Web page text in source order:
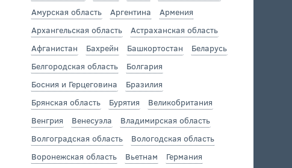
Амурская область
Аргентина
Армения
Архангельская область
Астраханская область
Афганистан
Бахрейн Башкортостан
Беларусь
Белгородская область
Болгария
Босния и Герцеговина
Бразилия
Брянская область
Бурятия
Великобритания
Венгрия
Венесуэла
Владимирская область
Волгоградская область
Вологодская область
Воронежская область
Вьетнам
Германия